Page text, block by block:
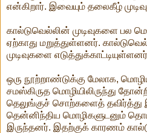
என்கிறார். இவையும் தலைகீழ்
கால்டுவெல்லின் முடிவுகளை பல
ஏற்காது மறுத்துள்ளனர்.
முடிவுகளை
ஒரு நூற்றாண்டுக்கு மேலாக,
சமஸ்கிருத மொழியிலிருந்து
தெலுங்குச் சொற்களைத் தவிர்த்து
தென்னிந்திய மொழிகளுடனும்
இருந்தனர். இதற்குக் காரணம்